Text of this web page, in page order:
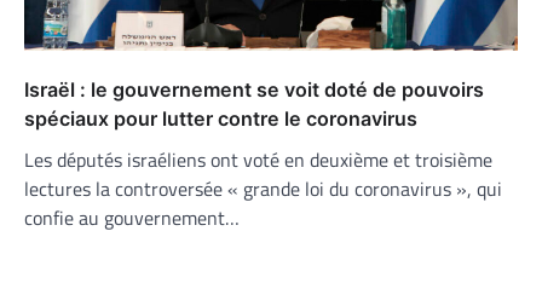
Israël : le gouvernement se voit doté de pouvoirs
spéciaux pour lutter contre le coronavirus
Les députés israéliens ont voté en deuxième et troisième
lectures la controversée « grande loi du coronavirus », qui
confie au gouvernement…